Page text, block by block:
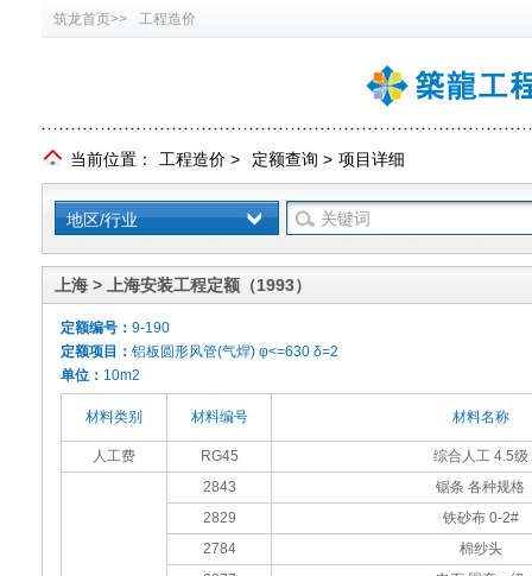
筑龙首页>> 工程造价
当前位置： 工程造价 > 定额查询 > 项目详细
地区/行业
上海 > 上海安装工程定额（1993）
定额编号： 9-190
定额项目： 铝板圆形风管(气焊) φ<=630 δ=2
单位： 10m2
材料类别 材料编号 材料名称
人工费 RG45 综合人工 4.5级
2843
锯条 各种规格
2829
铁砂布 0-2#
2784
棉纱头